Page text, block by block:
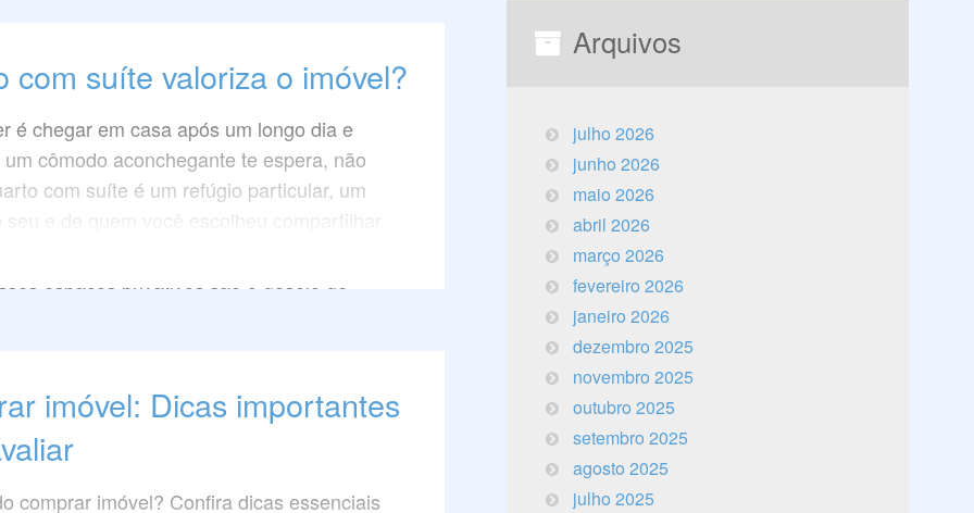
com suíte valoriza o imóvel?
é chegar em casa após um longo dia e
cômodo aconchegante te espera, não
com suíte é um refúgio particular, um
seu e de quem você escolheu compartilhar
artigo.
imóvel: Dicas importantes
comprar imóvel? Confira dicas essenciais
Arquivos
julho 2026
junho 2026
maio 2026
abril 2026
março 2026
fevereiro 2026
janeiro 2026
dezembro 2025
novembro 2025
outubro 2025
setembro 2025
agosto 2025
julho 2025